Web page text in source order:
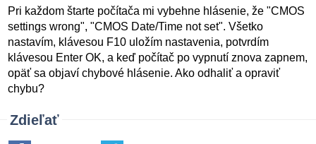
Pri každom štarte počítača mi vybehne hlásenie, že "CMOS
settings wrong", "CMOS Date/Time not set". Všetko
nastavím, klávesou F10 uložím nastavenia, potvrdím
klávesou Enter OK, a keď počítač po vypnutí znova zapnem,
opäť sa objaví chybové hlásenie. Ako odhaliť a opraviť
chybu?
Zdieľať